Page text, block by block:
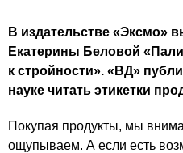
В издательстве «Эксмо»
Екатерины Беловой
к стройности». «ВД»
науке читать этикетки
Покупая продукты, мы
ощупываем. А если есть